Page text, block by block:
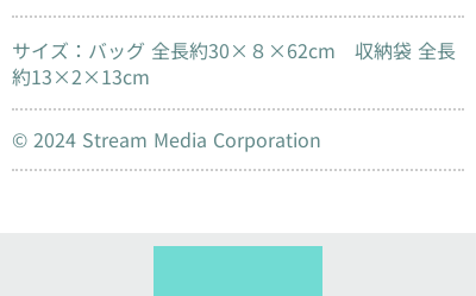
サイズ：バッグ 全長約30×８×62cm 収納袋 全長
約13×2×13cm
© 2024 Stream Media Corporation